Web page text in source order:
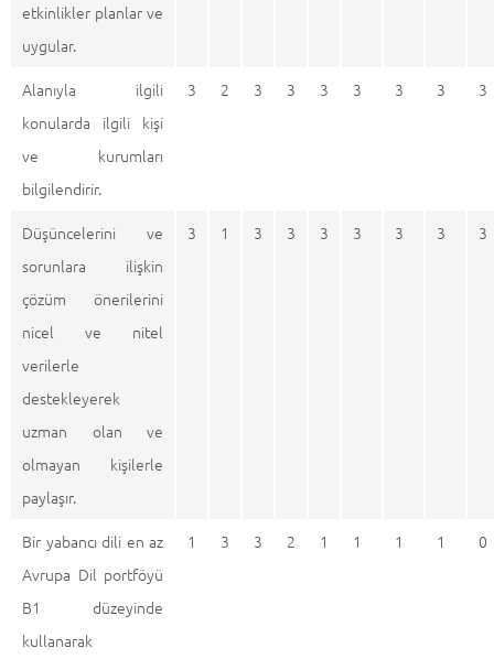
etkinlikler planlar ve
uygular.
Alanıyla ilgili
konularda ilgili kişi
ve kurumları
bilgilendirir.
3 2 3 3 3 3 3 3 3
Düşüncelerini ve
sorunlara ilişkin
çözüm önerilerini
nicel ve nitel
verilerle
destekleyerek
uzman olan ve
olmayan kişilerle
paylaşır.
3 1 3 3 3 3 3 3 3
Bir yabancı dili en az
Avrupa Dil portföyü
B1 düzeyinde
kullanarak
1 3 3 2 1 1 1 1 0